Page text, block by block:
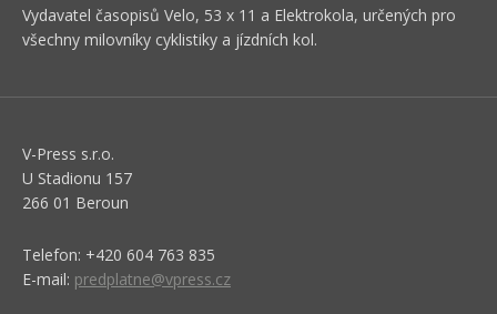
Vydavatel časopisů Velo, 53 x 11 a Elektrokola, určených pro
všechny milovníky cyklistiky a jízdních kol.
V-Press s.r.o.
U Stadionu 157
266 01 Beroun
Telefon: +420 604 763 835
E-mail: predplatne@vpress.cz